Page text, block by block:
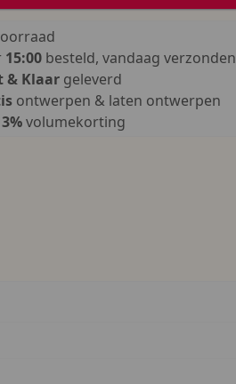
15:00besteld, vandaag verzonden
& Klaargeleverd
ontwerpen & laten ontwerpen
volumekorting